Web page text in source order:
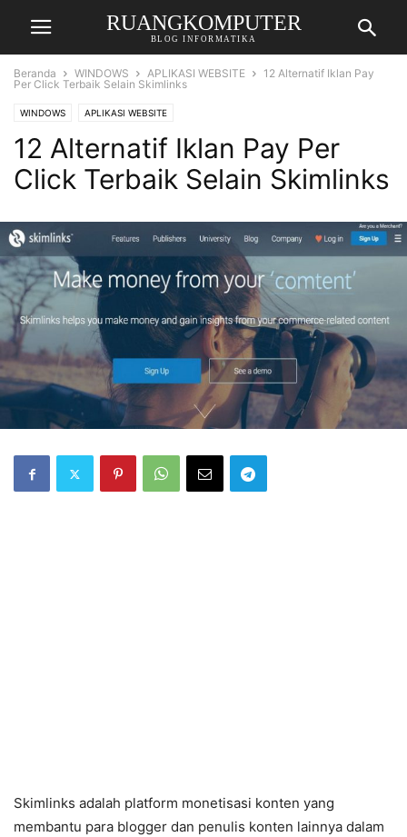
RUANGKOMPUTER
BLOG INFORMATIKA
Beranda WINDOWS APLIKASI WEBSITE
12 Alternatif Iklan Pay
Per Click Terbaik Selain Skimlinks
WINDOWS APLIKASI WEBSITE
12 Alternatif Iklan Pay Per
Click Terbaik Selain Skimlinks
Skimlinks adalah platform monetisasi konten yang
membantu para blogger dan penulis konten lainnya dalam